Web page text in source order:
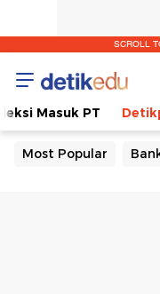
SCROLL
Masuk PT
Most Popular